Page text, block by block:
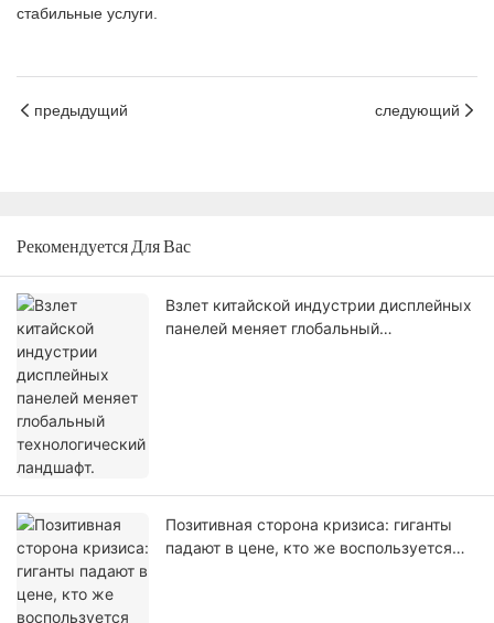
стабильные услуги.
предыдущий следующий
Рекомендуется Для Вас
Взлет китайской индустрии дисплейных
панелей меняет глобальный
Позитивная сторона кризиса: гиганты
падают в цене, кто же воспользуется